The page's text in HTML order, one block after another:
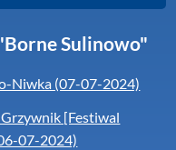
Sulinowo"
Niwka (07-07-2024)
[Festiwal
07-2024)